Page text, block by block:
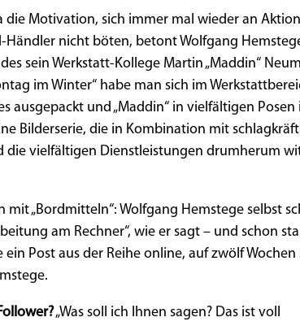
die Motivation, sich immer mal wieder an
nicht böten, betont Wolfgang
sein Werkstatt-Kollege Martin „Maddin“
im Winter“ habe man sich im
ausgepackt und „Maddin“ in vielfältigen Posen
Bilderserie, die in Kombination mit
die vielfältigen Dienstleistungen drumherum
mit „Bordmitteln“: Wolfgang Hemstege selbst
am Rechner“, wie er sagt – und schon
ein Post aus der Reihe online, auf zwölf Wochen
„Was soll ich Ihnen sagen? Das ist voll